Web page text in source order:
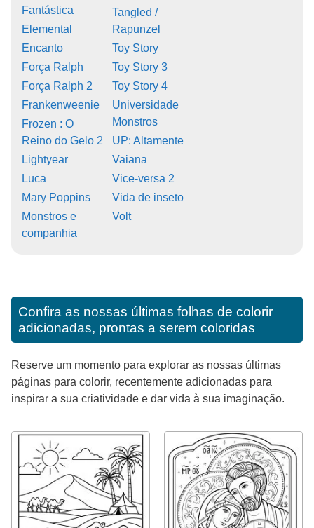
Fantástica
Elemental
Encanto
Força Ralph
Força Ralph 2
Frankenweenie
Frozen : O
Reino do Gelo 2
Lightyear
Luca
Mary Poppins
Monstros e
companhia
Tangled /
Rapunzel
Toy Story
Toy Story 3
Toy Story 4
Universidade
Monstros
UP: Altamente
Vaiana
Vice-versa 2
Vida de inseto
Volt
Confira as nossas últimas folhas de colorir
adicionadas, prontas a serem coloridas
Reserve um momento para explorar as nossas últimas
páginas para colorir, recentemente adicionadas para
inspirar a sua criatividade e dar vida à sua imaginação.